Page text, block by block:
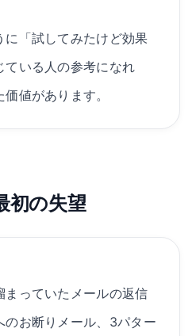
に「試してみたけど効果
ている人の参考になれ
値があります。
初の失望
っていたメールの返信
のお断りメール、3パター